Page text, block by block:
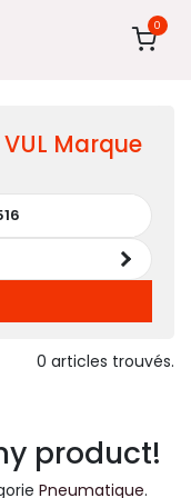
0
VUL Marque
0 articles trouvés.
product!
Pneumatique.